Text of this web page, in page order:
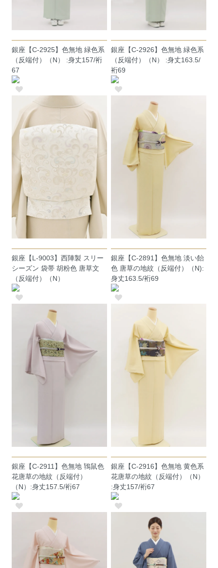
銀座【C-2925】色無地 緑色系
（反端付）（N） :身丈157/裄
67
銀座【C-2926】色無地 緑色系
（反端付）（N） :身丈163.5/
裄69
銀座【L-9003】西陣製 スリー
シーズン 袋帯 胡粉色 唐草文
（反端付）（N）
銀座【C-2891】色無地 淡い飴
色 唐草の地紋（反端付）（N):
身丈163.5/裄69
銀座【C-2911】色無地 鴇鼠色
花唐草の地紋（反端付）
（N）:身丈157.5/裄67
銀座【C-2916】色無地 黄色系
花唐草の地紋（反端付）（N）
:身丈157/裄67